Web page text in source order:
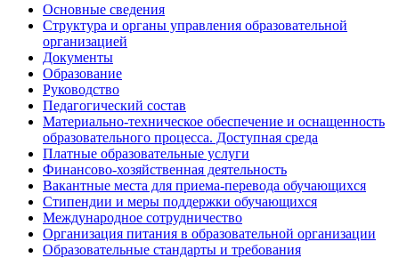
Основные сведения
Структура и органы управления образовательной
организацией
Документы
Образование
Руководство
Педагогический состав
Материально-техническое обеспечение и оснащенность
образовательного процесса. Доступная среда
Платные образовательные услуги
Финансово-хозяйственная деятельность
Вакантные места для приема-перевода обучающихся
Стипендии и меры поддержки обучающихся
Международное сотрудничество
Организация питания в образовательной организации
Образовательные стандарты и требования